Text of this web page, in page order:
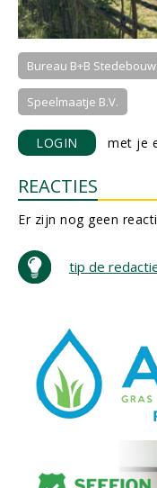
Bureau B+B Stedebouw
Speelmaatje B.V.
LOGIN met je
REACTIES
Er zijn nog geen
tip de